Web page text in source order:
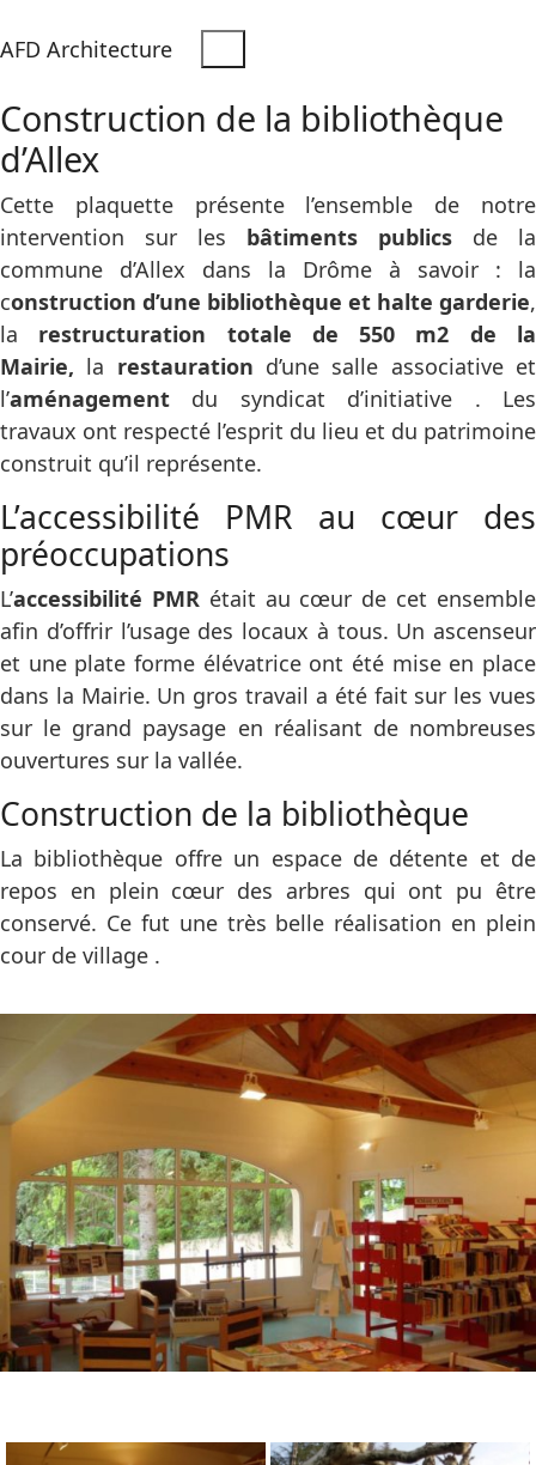
AFD Architecture
Construction de la bibliothèque
d’Allex
Cette plaquette présente l’ensemble de notre
intervention sur les bâtiments publics de la
commune d’Allex dans la Drôme à savoir : la
construction d’une bibliothèque et halte garderie,
la restructuration totale de 550 m2 de la
Mairie, la restauration d’une salle associative et
l’aménagement du syndicat d’initiative . Les
travaux ont respecté l’esprit du lieu et du patrimoine
construit qu’il représente.
L’accessibilité PMR au cœur des
préoccupations
L’accessibilité PMRétait au cœur de cet ensemble
afin d’offrir l’usage des locaux à tous. Un ascenseur
et une plate forme élévatrice ont été mise en place
dans la Mairie. Un gros travail a été fait sur les vues
sur le grand paysage en réalisant de nombreuses
ouvertures sur la vallée.
Construction de la bibliothèque
La bibliothèque offre un espace de détente et de
repos en plein cœur des arbres qui ont pu être
conservé. Ce fut une très belle réalisation en plein
cour de village .